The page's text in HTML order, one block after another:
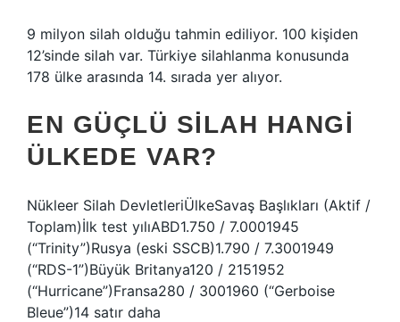
9 milyon silah olduğu tahmin ediliyor. 100 kişiden
12’sinde silah var. Türkiye silahlanma konusunda
178 ülke arasında 14. sırada yer alıyor.
EN GÜÇLÜ SILAH HANGI
ÜLKEDE VAR?
Nükleer Silah DevletleriÜlkeSavaş Başlıkları (Aktif /
Toplam)İlk test yılıABD1.750 / 7.0001945
(“Trinity”)Rusya (eski SSCB)1.790 / 7.3001949
(“RDS-1”)Büyük Britanya120 / 2151952
(“Hurricane”)Fransa280 / 3001960 (“Gerboise
Bleue”)14 satır daha